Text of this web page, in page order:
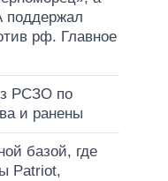
рф. Главное
РСЗО по
и ранены
базой, где
Patriot,